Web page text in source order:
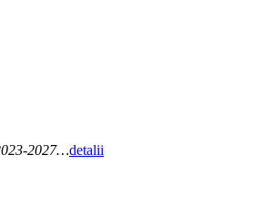
2027…detalii